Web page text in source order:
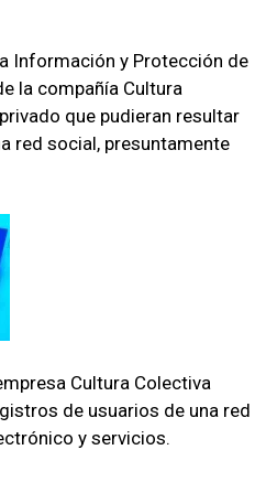
Información y Protección de
la compañía Cultura
que pudieran resultar
red social, presuntamente
Cultura Colectiva
os de usuarios de una red
y servicios.